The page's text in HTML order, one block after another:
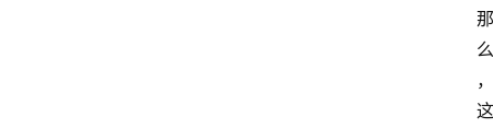
那
么
，
这